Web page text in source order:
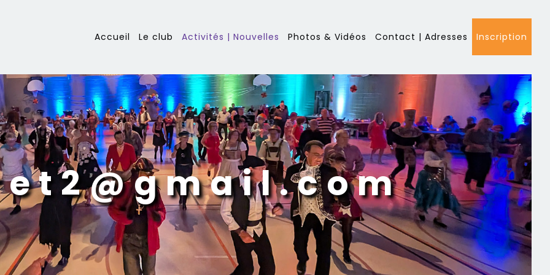
Accueil Le club Activités | Nouvelles Photos & Vidéos Contact | Adresses Inscription